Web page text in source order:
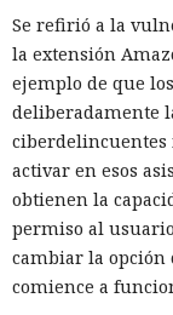
Se refirió a la
la extensión
ejemplo de que
deliberadamente
ciberdelincuentes
activar en esos
obtienen la
permiso al
cambiar la opción
comience a